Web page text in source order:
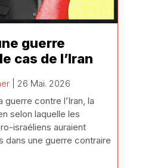
guerre
cas de l’Iran
| 26 Mai. 2026
contre l’Iran, la
selon laquelle les
israéliens auraient
dans une guerre contraire